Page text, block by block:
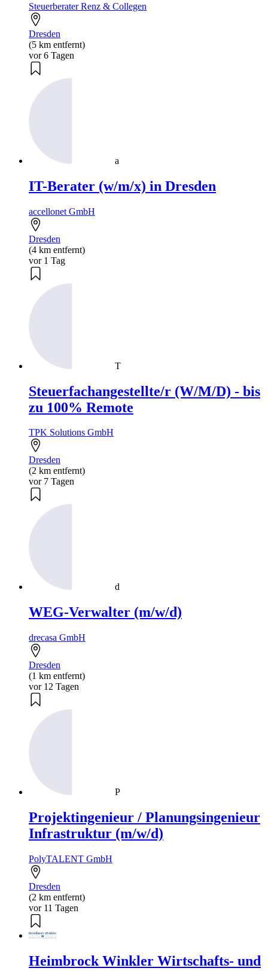
Steuerberater Renz & Collegen
Dresden
(5 km entfernt)
vor 6 Tagen
a
IT-Berater (w/m/x) in Dresden
accellonet GmbH
Dresden
(4 km entfernt)
vor 1 Tag
T
Steuerfachangestellte/r (W/M/D) - bis
zu 100% Remote
TPK Solutions GmbH
Dresden
(2 km entfernt)
vor 7 Tagen
d
WEG-Verwalter (m/w/d)
drecasa GmbH
Dresden
(1 km entfernt)
vor 12 Tagen
P
Projektingenieur / Planungsingenieur
Infrastruktur (m/w/d)
PolyTALENT GmbH
Dresden
(2 km entfernt)
vor 11 Tagen
Heimbrock Winkler Wirtschafts- und